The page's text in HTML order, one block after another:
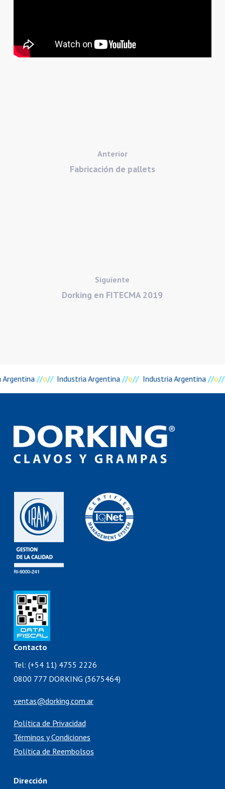
Anterior
Fabricación de pallets
Siguiente
Dorking en FITECMA 2019
//o// Industria Argentina //o// Industria Argentina //o//
Contacto
Tel: (+54 11) 4755 2226
0800 777 DORKING (3675464)
ventas@dorking.com.ar
Política de Privacidad
Términos y Condiciones
Política de Reembolsos
Dirección